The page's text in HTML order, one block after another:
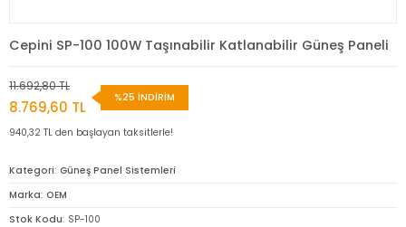
Cepini SP-100 100W Taşınabilir Katlanabilir Güneş Paneli
11.692,80 TL
8.769,60 TL
%25 İNDİRİM
940,32 TL den başlayan taksitlerle!
Kategori Güneş Panel Sistemleri
Marka OEM
Stok Kodu SP-100